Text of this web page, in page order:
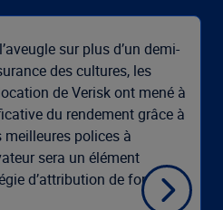
sur plus d’un demi-
des cultures, les
de Verisk ont mené à
du rendement grâce à
polices à
sera un élément
d’attribution de fonds à